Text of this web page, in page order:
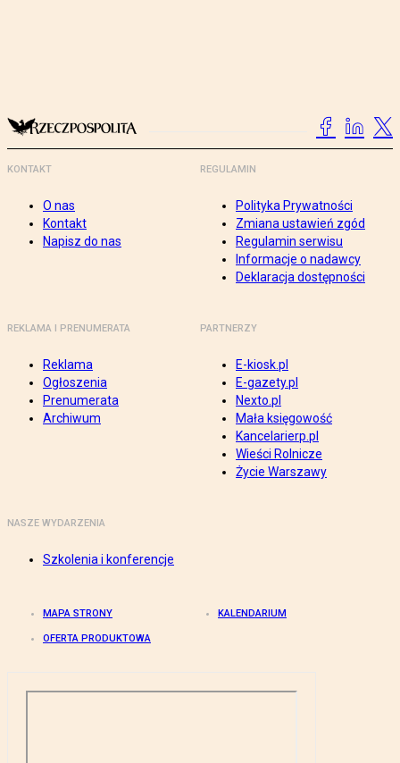
KONTAKT
O nas
Kontakt
Napisz do nas
REGULAMIN
Polityka Prywatności
Zmiana ustawień zgód
Regulamin serwisu
Informacje o nadawcy
Deklaracja dostępności
REKLAMA I PRENUMERATA
Reklama
Ogłoszenia
Prenumerata
Archiwum
PARTNERZY
E-kiosk.pl
E-gazety.pl
Nexto.pl
Mała księgowość
Kancelarierp.pl
Wieści Rolnicze
Życie Warszawy
NASZE WYDARZENIA
Szkolenia i konferencje
MAPA STRONY KALENDARIUM
OFERTA PRODUKTOWA